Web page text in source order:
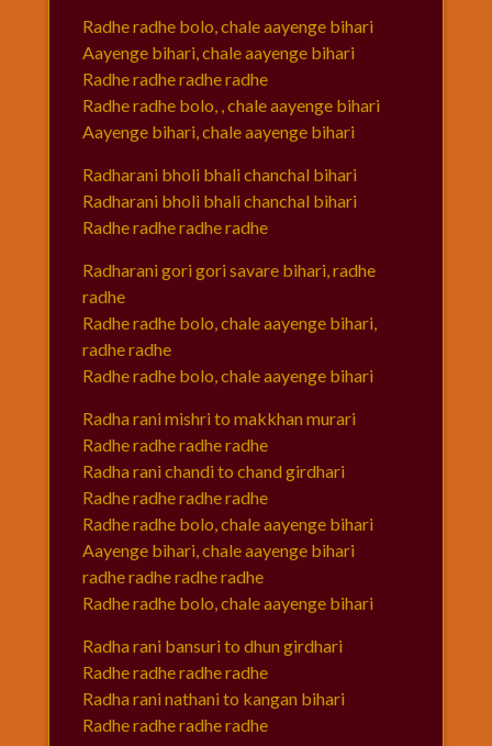
Radhe radhe bolo, chale aayenge bihari
Aayenge bihari, chale aayenge bihari
Radhe radhe radhe radhe
Radhe radhe bolo, , chale aayenge bihari
Aayenge bihari, chale aayenge bihari
Radharani bholi bhali chanchal bihari
Radharani bholi bhali chanchal bihari
Radhe radhe radhe radhe
Radharani gori gori savare bihari, radhe
radhe
Radhe radhe bolo, chale aayenge bihari,
radhe radhe
Radhe radhe bolo, chale aayenge bihari
Radha rani mishri to makkhan murari
Radhe radhe radhe radhe
Radha rani chandi to chand girdhari
Radhe radhe radhe radhe
Radhe radhe bolo, chale aayenge bihari
Aayenge bihari, chale aayenge bihari
radhe radhe radhe radhe
Radhe radhe bolo, chale aayenge bihari
Radha rani bansuri to dhun girdhari
Radhe radhe radhe radhe
Radha rani nathani to kangan bihari
Radhe radhe radhe radhe